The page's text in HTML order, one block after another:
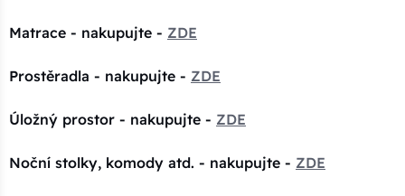
Matrace - nakupujte - ZDE
Prostěradla - nakupujte - ZDE
Úložný prostor - nakupujte - ZDE
Noční stolky, komody atd. - nakupujte - ZDE